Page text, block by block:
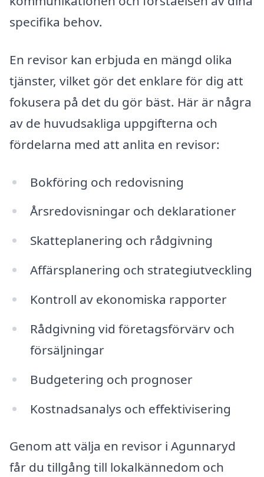
specifika behov.
En revisor kan erbjuda en mängd olika
tjänster, vilket gör det enklare för dig att
fokusera på det du gör bäst. Här är några
av de huvudsakliga uppgifterna och
fördelarna med att anlita en revisor:
Bokföring och redovisning
Årsredovisningar och deklarationer
Skatteplanering och rådgivning
Affärsplanering och strategiutveckling
Kontroll av ekonomiska rapporter
Rådgivning vid företagsförvärv och
försäljningar
Budgetering och prognoser
Kostnadsanalys och effektivisering
Genom att välja en revisor i Agunnaryd
får du tillgång till lokalkännedom och